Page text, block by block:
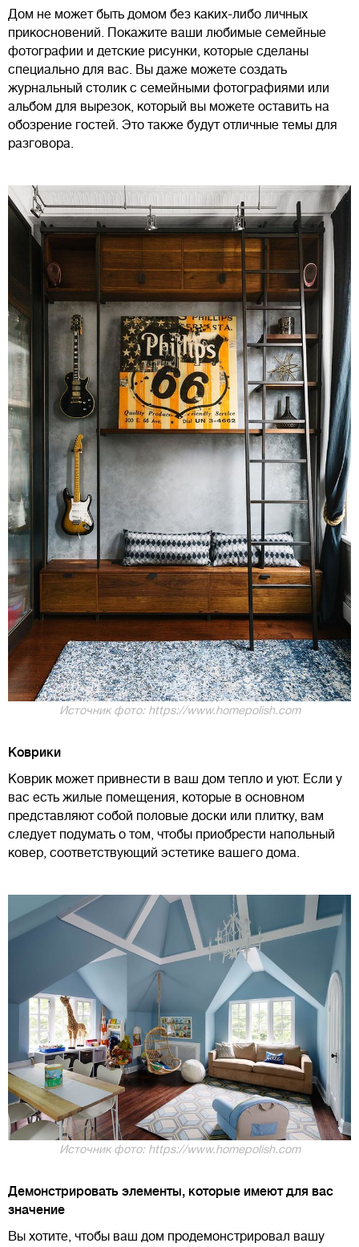
Дом не может быть домом без каких-либо личных
прикосновений. Покажите ваши любимые семейные
фотографии и детские рисунки, которые сделаны
специально для вас. Вы даже можете создать
журнальный столик с семейными фотографиями или
альбом для вырезок, который вы можете оставить на
обозрение гостей. Это также будут отличные темы для
разговора.
Источник фото: https://www.homepolish.com
Коврики
Коврик может привнести в ваш дом тепло и уют. Если у
вас есть жилые помещения, которые в основном
представляют собой половые доски или плитку, вам
следует подумать о том, чтобы приобрести напольный
ковер, соответствующий эстетике вашего дома.
Источник фото: https://www.homepolish.com
Демонстрировать элементы, которые имеют для вас
значение
Вы хотите, чтобы ваш дом продемонстрировал вашу